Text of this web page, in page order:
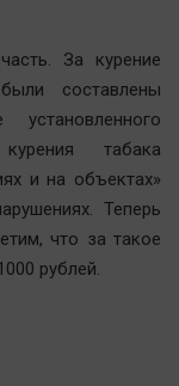
За курение
составлены
табака
и на объектах»
Теперь
что за такое
рублей.